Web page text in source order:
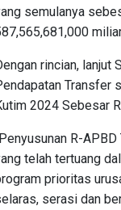
semulanya
rincian, lanjut
Transfer
2024 Sebesar
R-
telah tertuang
prioritas
serasi dan